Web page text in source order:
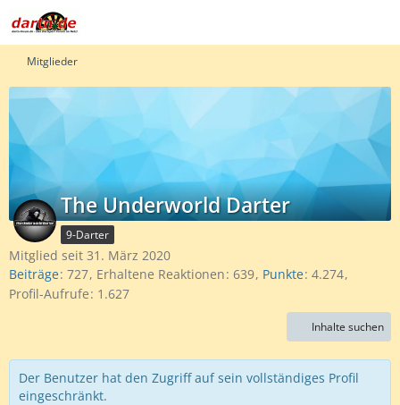
Mitglieder
The Underworld Darter
9-Darter
Mitglied seit 31. März 2020
Beiträge 727 Erhaltene Reaktionen 639 Punkte 4.274
Profil-Aufrufe 1.627
Inhalte suchen
Der Benutzer hat den Zugriff auf sein vollständiges Profil
eingeschränkt.